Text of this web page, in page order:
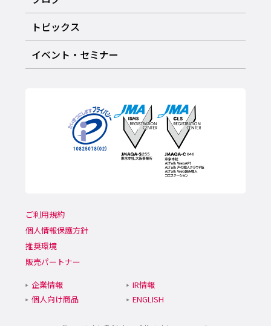
トピックス
イベント・セミナー
ご利用規約
個人情報保護方針
推奨環境
販売パートナー
企業情報
IR情報
個人向け商品
ENGLISH